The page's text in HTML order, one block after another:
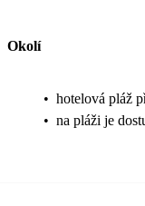
Okolí
• hotelová pláž
• na pláži je